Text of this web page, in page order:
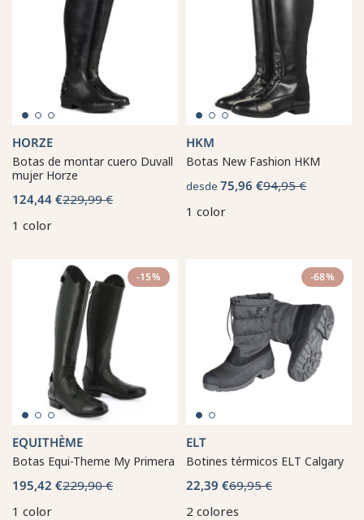
HORZE
Botas de montar cuero Duvall
mujer Horze
124,44 €229,99 €
1 color
HKM
Botas New Fashion HKM
desde 75,96 €94,95 €
1 color
-15%
EQUITHÈME
Botas Equi-Theme My Primera
195,42 €229,90 €
1 color
-68%
ELT
Botines térmicos ELT Calgary
22,39 €69,95 €
2 colores